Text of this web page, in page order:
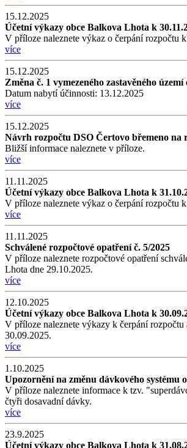
15.12.2025
Účetní výkazy obce Balkova Lhota k
V příloze naleznete výkaz o čerpání rozpočtu
více
15.12.2025
Změna č. 1 vymezeného zastavěného
Datum nabytí účinnosti: 13.12.2025
více
15.12.2025
Návrh rozpočtu DSO Čertovo břemeno na
Bližší informace naleznete v příloze.
více
11.11.2025
Účetní výkazy obce Balkova Lhota k
V příloze naleznete výkaz o čerpání rozpočtu
více
11.11.2025
Schválené rozpočtové opatření č. 5/2025
V příloze naleznete rozpočtové opatření
Lhota dne 29.10.2025.
více
12.10.2025
Účetní výkazy obce Balkova Lhota k
V příloze naleznete výkazy k čerpání rozpočtu
30.09.2025.
více
1.10.2025
Upozornění na změnu dávkového systému
V příloze naleznete informace k tzv.
čtyři dosavadní dávky.
více
23.9.2025
Účetní výkazy obce Balkova Lhota k